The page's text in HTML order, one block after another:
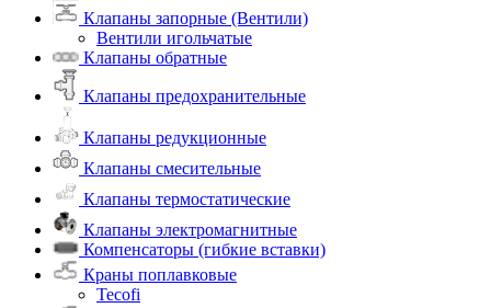
Клапаны запорные (Вентили)
Вентили игольчатые
Клапаны обратные
Клапаны предохранительные
Клапаны редукционные
Клапаны смесительные
Клапаны термостатические
Клапаны электромагнитные
Компенсаторы (гибкие вставки)
Краны поплавковые
Tecofi